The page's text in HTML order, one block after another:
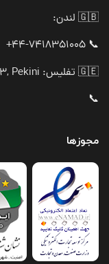
🇬🇧 لندن:
📞 44-7418351005+
🇬🇪 تفلیس: 2nd Floor, #33, Pekini
📞
مجوزها